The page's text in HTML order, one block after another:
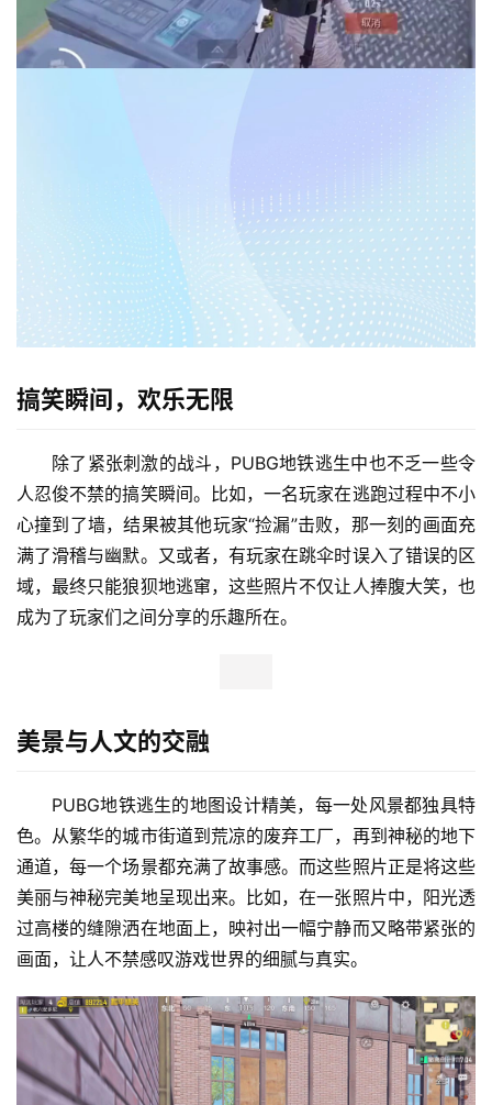
搞笑瞬间，欢乐无限
除了紧张刺激的战斗，PUBG地铁逃生中也不乏一些令
人忍俊不禁的搞笑瞬间。比如，一名玩家在逃跑过程中不小
心撞到了墙，结果被其他玩家“捡漏”击败，那一刻的画面充
满了滑稽与幽默。又或者，有玩家在跳伞时误入了错误的区
域，最终只能狼狈地逃窜，这些照片不仅让人捧腹大笑，也
成为了玩家们之间分享的乐趣所在。
美景与人文的交融
PUBG地铁逃生的地图设计精美，每一处风景都独具特
色。从繁华的城市街道到荒凉的废弃工厂，再到神秘的地下
通道，每一个场景都充满了故事感。而这些照片正是将这些
美丽与神秘完美地呈现出来。比如，在一张照片中，阳光透
过高楼的缝隙洒在地面上，映衬出一幅宁静而又略带紧张的
画面，让人不禁感叹游戏世界的细腻与真实。